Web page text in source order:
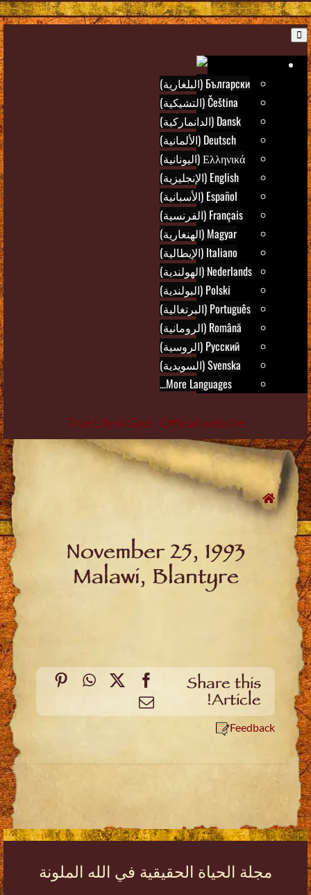
Български (البلغارية)
Čeština (التشيكية)
Dansk (الدانماركية)
Deutsch (الألمانية)
Ελληνικά (اليونانية)
English (الإنجليزية)
Español (الأسبانية)
Français (الفرنسية)
Magyar (الهنغارية)
Italiano (الإيطالية)
Nederlands (الهولندية)
Polski (البولندية)
Português (البرتغالية)
Română (الرومانية)
Русский (الروسية)
Svenska (السويدية)
More Languages...
True Life in God - Official website
Skip
to
content
November 25, 1993
Malawi, Blantyre
Share this
Article!
Facebook
X
WhatsApp
Pinterest
Email
Feedback
مجلة الحياة الحقيقية في الله الملونة